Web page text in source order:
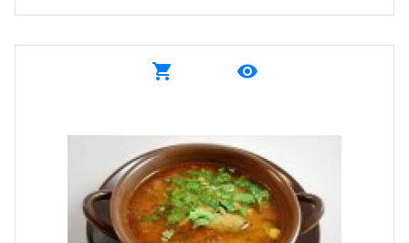
shopping_cart remove_red_eye